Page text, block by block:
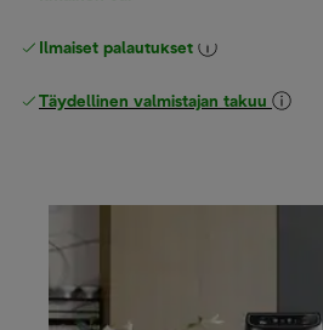
Ilmaiset palautukset
Täydellinen valmistajan takuu